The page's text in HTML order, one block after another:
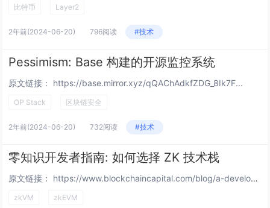
比特币 Layer2
2年前(2024-06-20) 796阅读 #技术
Pessimism: Base 构建的开源监控系统
原文链接： https://base.mirror.xyz/qQAChAdkfZDG_8Ik7F...
OP Stack 区块链安全
2年前(2024-06-20) 732阅读 #技术
零知识开发者指南: 如何选择 ZK 技术栈
原文链接： https://www.blockchaincapital.com/blog/a-developers...
zkVM zkEVM